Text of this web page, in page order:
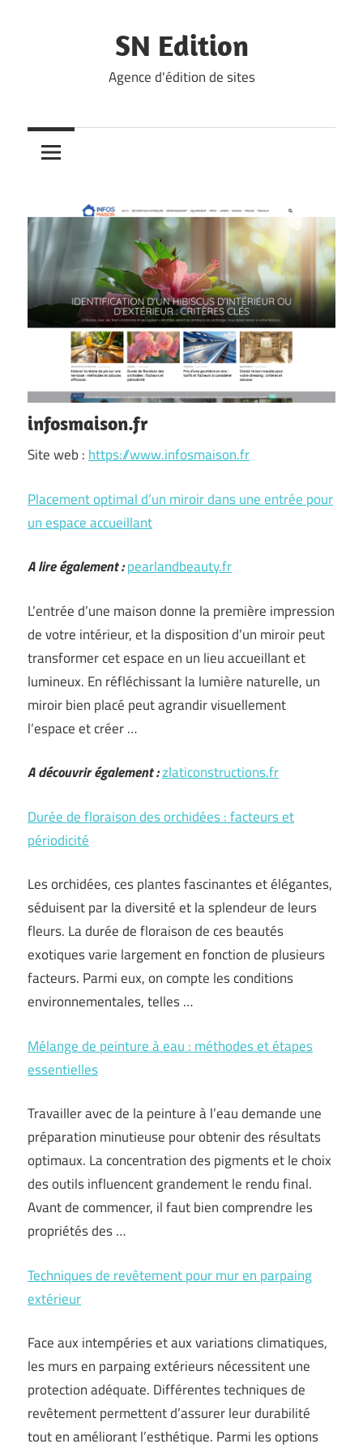
SN Edition
Agence d'édition de sites
infosmaison.fr
Site web : https://www.infosmaison.fr
Placement optimal d’un miroir dans une entrée pour
un espace accueillant
A lire également :pearlandbeauty.fr
L’entrée d’une maison donne la première impression
de votre intérieur, et la disposition d’un miroir peut
transformer cet espace en un lieu accueillant et
lumineux. En réfléchissant la lumière naturelle, un
miroir bien placé peut agrandir visuellement
l’espace et créer …
A découvrir également :zlaticonstructions.fr
Durée de floraison des orchidées : facteurs et
périodicité
Les orchidées, ces plantes fascinantes et élégantes,
séduisent par la diversité et la splendeur de leurs
fleurs. La durée de floraison de ces beautés
exotiques varie largement en fonction de plusieurs
facteurs. Parmi eux, on compte les conditions
environnementales, telles …
Mélange de peinture à eau : méthodes et étapes
essentielles
Travailler avec de la peinture à l’eau demande une
préparation minutieuse pour obtenir des résultats
optimaux. La concentration des pigments et le choix
des outils influencent grandement le rendu final.
Avant de commencer, il faut bien comprendre les
propriétés des …
Techniques de revêtement pour mur en parpaing
extérieur
Face aux intempéries et aux variations climatiques,
les murs en parpaing extérieurs nécessitent une
protection adéquate. Différentes techniques de
revêtement permettent d’assurer leur durabilité
tout en améliorant l’esthétique. Parmi les options